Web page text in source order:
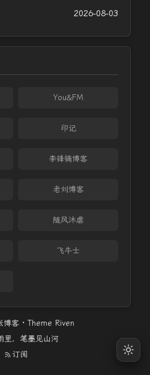
2026-08-03
You&FM
印记
李锋镝博客
老刘博客
随风沐虐
飞牛士
客 · Theme Riven
里，笔墨见山河
订阅